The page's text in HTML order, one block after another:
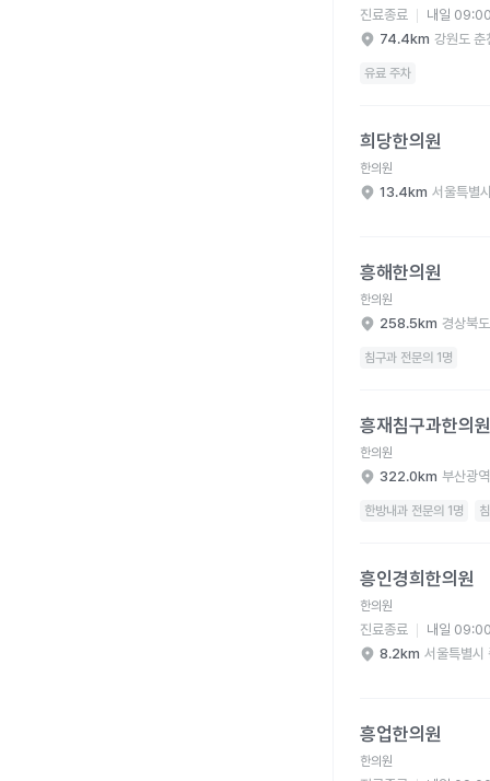
진료종료
내일
74.4km 강원도 춘
유료 주차
희당한의원
한의원
13.4km 서울특별
흥해한의원
한의원
258.5km 경상북
침구과 전문의 1명
흥재침구과한의원
한의원
322.0km 부산광
한방내과 전문의 1명
흥인경희한의원
한의원
진료종료
내일
8.2km 서울특별시
흥업한의원
한의원